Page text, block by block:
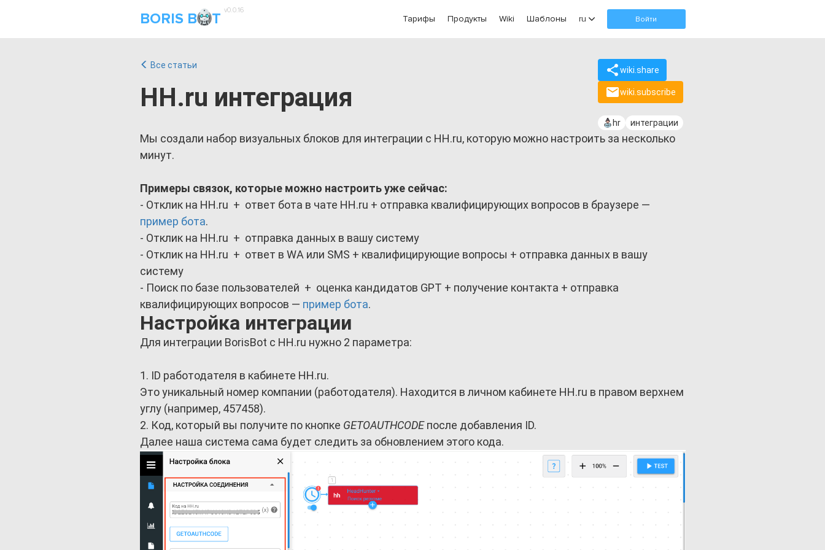
BORIS B T v0.0.16
Тарифы Продукты Wiki Шаблоны ru Войти
Все статьи
HH.ru интеграция
wiki.share
wiki.subscribe
hr интеграции
Мы создали набор визуальных блоков для интеграции с HH.ru, которую можно настроить за несколько
минут.
Примеры связок, которые можно настроить уже сейчас:
- Отклик на HH.ru + ответ бота в чате HH.ru + отправка квалифицирующих вопросов в браузере —
пример бота.
- Отклик на HH.ru + отправка данных в вашу систему
- Отклик на HH.ru + ответ в WA или SMS + квалифицирующие вопросы + отправка данных в вашу
систему
- Поиск по базе пользователей + оценка кандидатов GPT + получение контакта + отправка
квалифицирующих вопросов — пример бота.
Настройка интеграции
Для интеграции BorisBot c HH.ru нужно 2 параметра:
1. ID работодателя в кабинете HH.ru.
Это уникальный номер компании (работодателя). Находится в личном кабинете HH.ru в правом верхнем
углу (например, 457458).
2. Код, который вы получите по кнопке GETOAUTHCODEпосле добавления ID.
Далее наша система сама будет следить за обновлением этого кода.